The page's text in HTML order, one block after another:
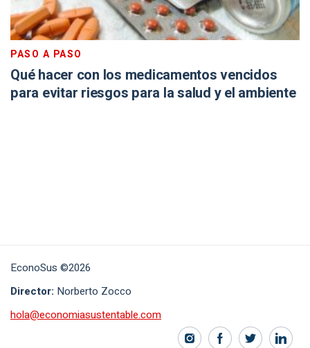
PASO A PASO
Qué hacer con los medicamentos vencidos
para evitar riesgos para la salud y el ambiente
EconoSus ©2026
Director: Norberto Zocco
hola@economiasustentable.com